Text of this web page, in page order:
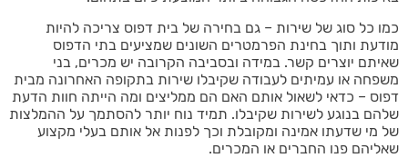
כמו כל סוג של שירות – גם בחירה של בית דפוס צריכה להיות
מודעת ותוך בחינת הפרמטרים השונים שמציעים בתי הדפוס
שאיתם יוצרים קשר. במידה ובסביבה הקרובה יש מכרים, בני
משפחה או עמיתים לעבודה שקיבלו שירות בתקופה האחרונה מבית
דפוס – כדאי לשאול אותם האם הם ממליצים ומה הייתה חוות הדעת
שלהם בנוגע לשירות שקיבלו. תמיד נוח יותר להסתמך על ההמלצות
של מי שדעתו אמינה ומקובלת וכך לפנות אל אותם בעלי מקצוע
שאליהם פנו החברים או המכרים.